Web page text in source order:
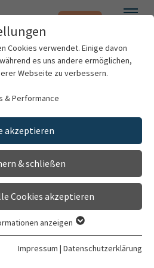
Notfall
"Karte aktivieren" stimme ich
an Google zu.
aktivieren
Cookies verwendet. Einige davon
es uns andere ermöglichen,
Webseite zu verbessern.
& Performance
akzeptieren
& schließen
Cookies akzeptieren
für grundlegende Funktionen der
ist gewährleistet, dass die
anzeigen
Impressum | Datenschutzerklärung